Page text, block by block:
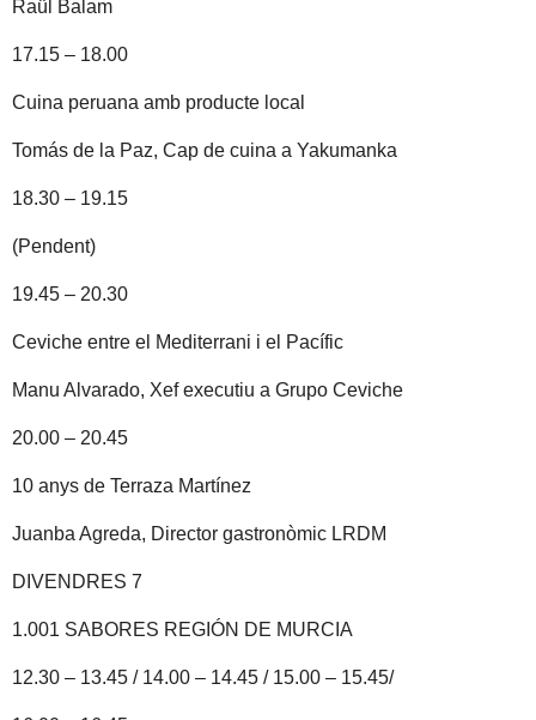
Raül Balam
17.15 – 18.00
Cuina peruana amb producte local
Tomás de la Paz, Cap de cuina a Yakumanka
18.30 – 19.15
(Pendent)
19.45 – 20.30
Ceviche entre el Mediterrani i el Pacífic
Manu Alvarado, Xef executiu a Grupo Ceviche
20.00 – 20.45
10 anys de Terraza Martínez
Juanba Agreda, Director gastronòmic LRDM
DIVENDRES 7
1.001 SABORES REGIÓN DE MURCIA
12.30 – 13.45 / 14.00 – 14.45 / 15.00 – 15.45/